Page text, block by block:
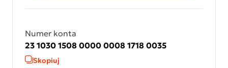
Numer konta
23 1030 1508 0000 0008 1718 0035
Skopiuj